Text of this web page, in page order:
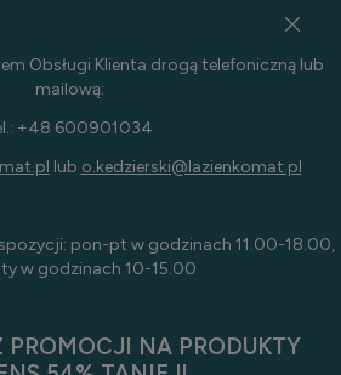
Obsługi Klienta drogą telefoniczną lub
mailową:
+48 600901034
lub o.kedzierski@lazienkomat.pl
pon-pt w godzinach 11.00-18.00,
w godzinach 10-15.00
PROMOCJI NA PRODUKTY